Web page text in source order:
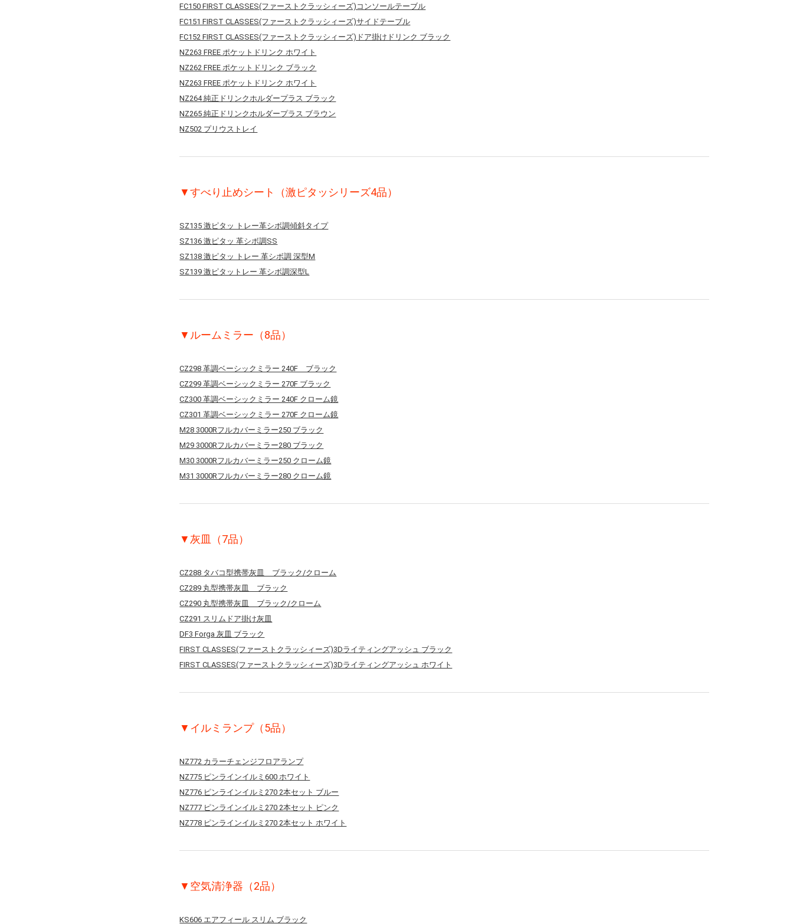
FC150 FIRST CLASSES(ファーストクラッシィーズ)コンソールテーブル
FC151 FIRST CLASSES(ファーストクラッシィーズ)サイドテーブル
FC152 FIRST CLASSES(ファーストクラッシィーズ)ドア掛けドリンク ブラック
NZ263 FREE ポケットドリンク ホワイト
NZ262 FREE ポケットドリンク ブラック
NZ263 FREE ポケットドリンク ホワイト
NZ264 純正ドリンクホルダープラス ブラック
NZ265 純正ドリンクホルダープラス ブラウン
NZ502 プリウストレイ
▼すべり止めシート（激ピタッシリーズ4品）
SZ135 激ピタッ トレー革シボ調傾斜タイプ
SZ136 激ピタッ 革シボ調SS
SZ138 激ピタッ トレー 革シボ調 深型M
SZ139 激ピタットレー 革シボ調深型L
▼ルームミラー（8品）
CZ298 革調ベーシックミラー 240F ブラック
CZ299 革調ベーシックミラー 270F ブラック
CZ300 革調ベーシックミラー 240F クローム鏡
CZ301 革調ベーシックミラー 270F クローム鏡
M28 3000Rフルカバーミラー250 ブラック
M29 3000Rフルカバーミラー280 ブラック
M30 3000Rフルカバーミラー250 クローム鏡
M31 3000Rフルカバーミラー280 クローム鏡
▼灰皿（7品）
CZ288 タバコ型携帯灰皿 ブラック/クローム
CZ289 丸型携帯灰皿 ブラック
CZ290 丸型携帯灰皿 ブラック/クローム
CZ291 スリムドア掛け灰皿
DF3 Forga 灰皿 ブラック
FIRST CLASSES(ファーストクラッシィーズ)3Dライティングアッシュ ブラック
FIRST CLASSES(ファーストクラッシィーズ)3Dライティングアッシュ ホワイト
▼イルミランプ（5品）
NZ772 カラーチェンジフロアランプ
NZ775 ピンラインイルミ600 ホワイト
NZ776 ピンラインイルミ270 2本セット ブルー
NZ777 ピンラインイルミ270 2本セット ピンク
NZ778 ピンラインイルミ270 2本セット ホワイト
▼空気清浄器（2品）
KS606 エアフィール スリム ブラック